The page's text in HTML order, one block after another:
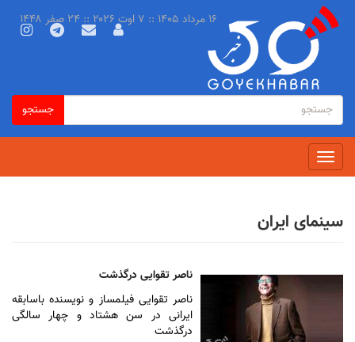
فرم
جستجو
جستجو
جستجو
Toggle
navigation
۱۶ مرداد ۱۴۰۵ :: ۷ اوت ۲۰۲۶ :: ۲۴ صفر ۱۴۴۸
سینمای ایران
ناصر تقوایی درگذشت
ناصر تقوایی فیلمساز و نویسنده باسابقه
ایرانی در سن هشتاد و چهار سالگی
درگذشت